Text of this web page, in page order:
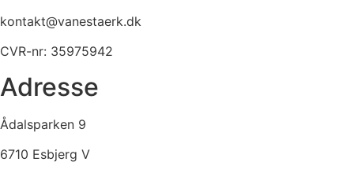
kontakt@vanestaerk.dk
CVR-nr: 35975942
Adresse
Ådalsparken 9
6710 Esbjerg V